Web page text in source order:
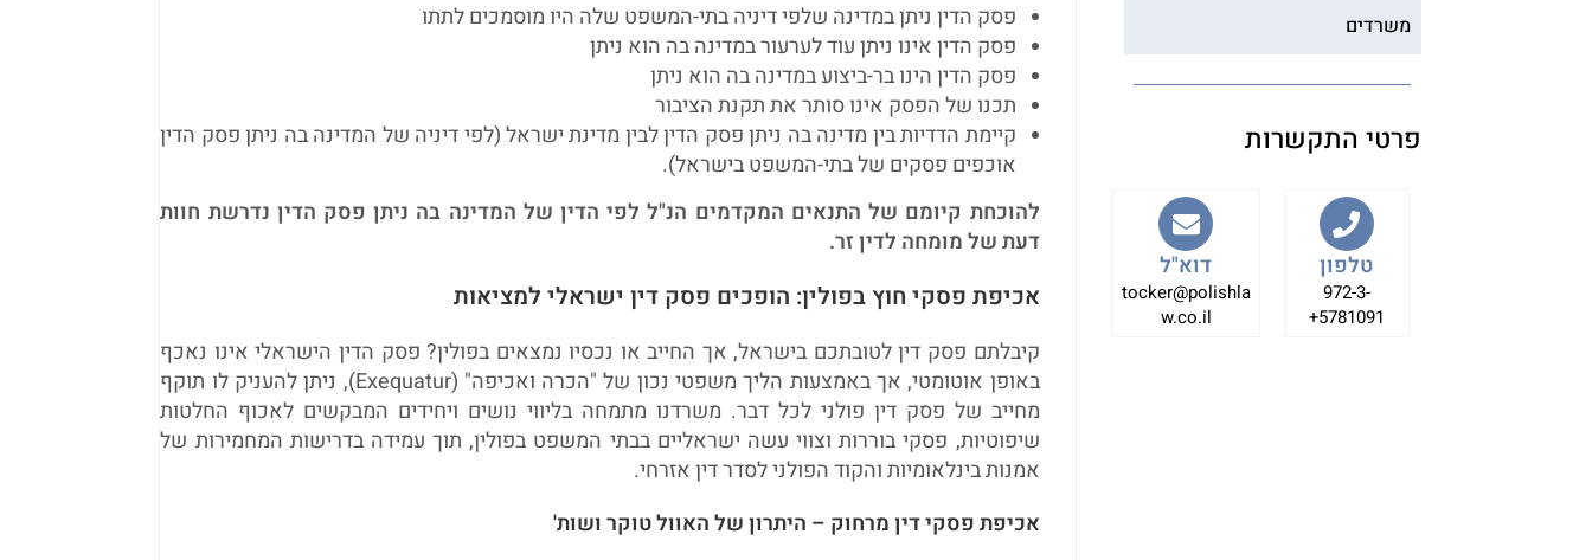
פסק הדין ניתן במדינה שלפי דיניה בתי-המשפט שלה היו מוסמכים לתתו
פסק הדין אינו ניתן עוד לערעור במדינה בה הוא ניתן
פסק הדין הינו בר-ביצוע במדינה בה הוא ניתן
תכנו של הפסק אינו סותר את תקנת הציבור
קיימת הדדיות בין מדינה בה ניתן פסק הדין לבין מדינת ישראל (לפי דיניה של המדינה בה ניתן פסק הדין
אוכפים פסקים של בתי-המשפט בישראל).
להוכחת קיומם של התנאים המקדמים הנ"ל לפי הדין של המדינה בה ניתן פסק הדין נדרשת חוות
דעת של מומחה לדין זר.
אכיפת פסקי חוץ בפולין: הופכים פסק דין ישראלי למציאות
קיבלתם פסק דין לטובתכם בישראל, אך החייב או נכסיו נמצאים בפולין? פסק הדין הישראלי אינו נאכף
באופן אוטומטי, אך באמצעות הליך משפטי נכון של "הכרה ואכיפה" (Exequatur), ניתן להעניק לו תוקף
מחייב של פסק דין פולני לכל דבר. משרדנו מתמחה בליווי נושים ויחידים המבקשים לאכוף החלטות
שיפוטיות, פסקי בוררות וצווי עשה ישראליים בבתי המשפט בפולין, תוך עמידה בדרישות המחמירות של
אמנות בינלאומיות והקוד הפולני לסדר דין אזרחי.
אכיפת פסקי דין מרחוק – היתרון של האוול טוקר ושות'
משרדים
פרטי התקשרות
טלפון
972-3-
5781091+
דוא"ל
tocker@polishla
w.co.il